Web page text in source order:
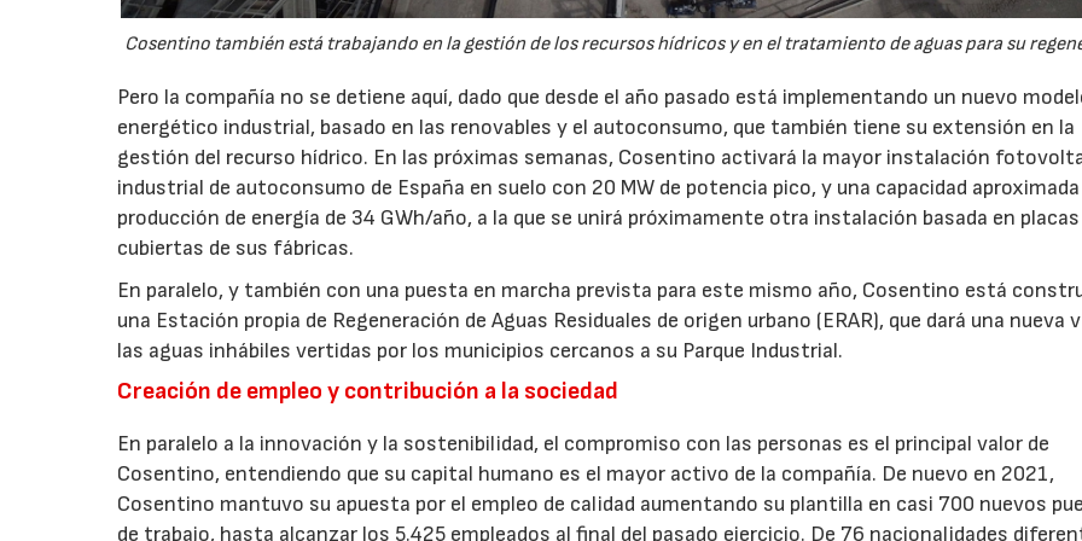
Cosentino también está trabajando en la gestión de los recursos hídricos y en el tratamiento de aguas para su
Pero la compañía no se detiene aquí, dado que desde el año pasado está implementando un nuevo
energético industrial, basado en las renovables y el autoconsumo, que también tiene su extensión en la
gestión del recurso hídrico. En las próximas semanas, Cosentino activará la mayor instalación
industrial de autoconsumo de España en suelo con 20 MW de potencia pico, y una capacidad
producción de energía de 34 GWh/año, a la que se unirá próximamente otra instalación basada en
cubiertas de sus fábricas.
En paralelo, y también con una puesta en marcha prevista para este mismo año, Cosentino está
una Estación propia de Regeneración de Aguas Residuales de origen urbano (ERAR), que dará una nueva
las aguas inhábiles vertidas por los municipios cercanos a su Parque Industrial.
Creación de empleo y contribución a la sociedad
En paralelo a la innovación y la sostenibilidad, el compromiso con las personas es el principal valor de
Cosentino, entendiendo que su capital humano es el mayor activo de la compañía. De nuevo en 2021,
Cosentino mantuvo su apuesta por el empleo de calidad aumentando su plantilla en casi 700 nuevos
de trabajo, hasta alcanzar los 5.425 empleados al final del pasado ejercicio. De 76 nacionalidades